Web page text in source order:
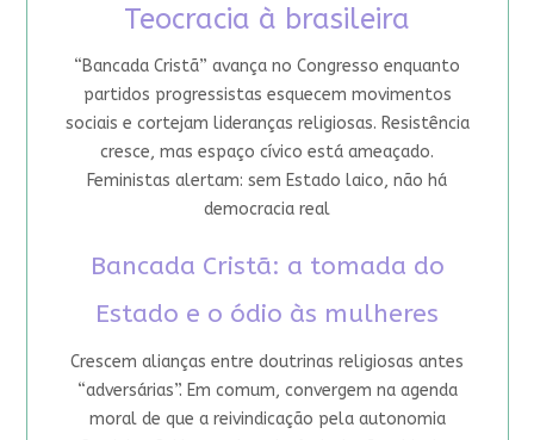
Teocracia à brasileira
“Bancada Cristã” avança no Congresso enquanto
partidos progressistas esquecem movimentos
sociais e cortejam lideranças religiosas. Resistência
cresce, mas espaço cívico está ameaçado.
Feministas alertam: sem Estado laico, não há
democracia real
Bancada Cristã: a tomada do
Estado e o ódio às mulheres
Crescem alianças entre doutrinas religiosas antes
“adversárias”. Em comum, convergem na agenda
moral de que a reivindicação pela autonomia